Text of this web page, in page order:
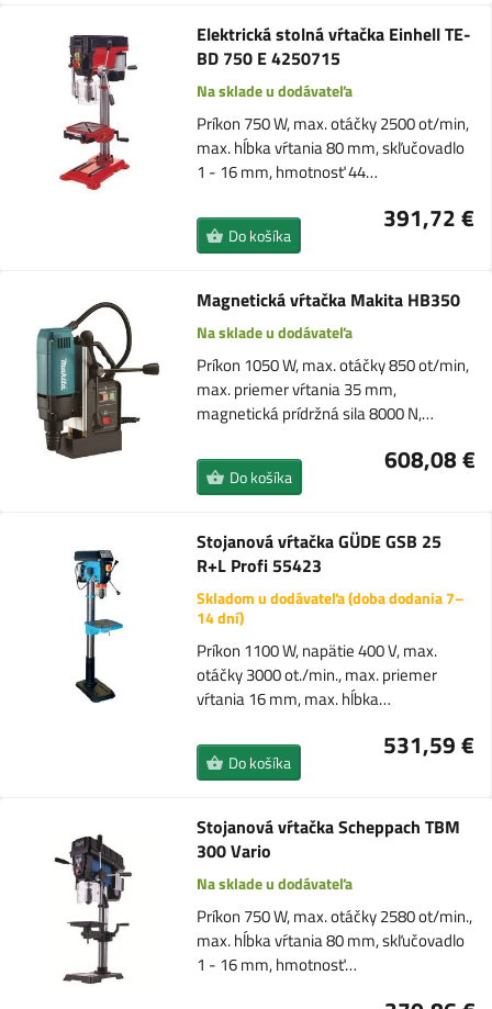
Elektrická stolná vŕtačka Einhell TE-
BD 750 E 4250715
Na sklade u dodávateľa
Príkon 750 W, max. otáčky 2500 ot/min,
max. hĺbka vŕtania 80 mm, skľučovadlo
1 - 16 mm, hmotnosť 44…
391,72 €
Do košíka
Magnetická vŕtačka Makita HB350
Na sklade u dodávateľa
Príkon 1050 W, max. otáčky 850 ot/min,
max. priemer vŕtania 35 mm,
magnetická prídržná sila 8000 N,…
608,08 €
Do košíka
Stojanová vŕtačka GÜDE GSB 25
R+L Profi 55423
Skladom u dodávateľa (doba dodania 7–
14 dní)
Príkon 1100 W, napätie 400 V, max.
otáčky 3000 ot./min., max. priemer
vŕtania 16 mm, max. hĺbka…
531,59 €
Do košíka
Stojanová vŕtačka Scheppach TBM
300 Vario
Na sklade u dodávateľa
Príkon 750 W, max. otáčky 2580 ot/min.,
max. hĺbka vŕtania 80 mm, skľučovadlo
1 - 16 mm, hmotnosť…